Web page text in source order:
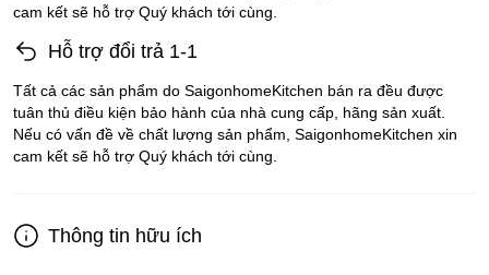
cam kết sẽ hỗ trợ Quý khách tới cùng.
Hỗ trợ đổi trả 1-1
Tất cả các sản phẩm do SaigonhomeKitchen bán ra đều được
tuân thủ điều kiện bảo hành của nhà cung cấp, hãng sản xuất.
Nếu có vấn đề về chất lượng sản phẩm, SaigonhomeKitchen xin
cam kết sẽ hỗ trợ Quý khách tới cùng.
Thông tin hữu ích